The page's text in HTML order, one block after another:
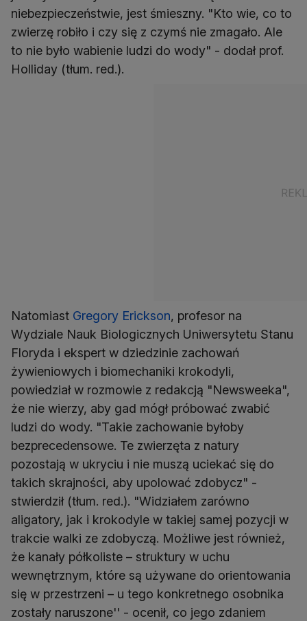
niebezpieczeństwie, jest śmieszny. "Kto wie, co to
zwierzę robiło i czy się z czymś nie zmagało. Ale
to nie było wabienie ludzi do wody" - dodał prof.
Holliday (tłum. red.).
Natomiast Gregory Erickson, profesor na
Wydziale Nauk Biologicznych Uniwersytetu Stanu
Floryda i ekspert w dziedzinie zachowań
żywieniowych i biomechaniki krokodyli,
powiedział w rozmowie z redakcją "Newsweeka",
że nie wierzy, aby gad mógł próbować zwabić
ludzi do wody. "Takie zachowanie byłoby
bezprecedensowe. Te zwierzęta z natury
pozostają w ukryciu i nie muszą uciekać się do
takich skrajności, aby upolować zdobycz" -
stwierdził (tłum. red.). "Widziałem zarówno
aligatory, jak i krokodyle w takiej samej pozycji w
trakcie walki ze zdobyczą. Możliwe jest również,
że kanały półkoliste – struktury w uchu
wewnętrznym, które są używane do orientowania
się w przestrzeni – u tego konkretnego osobnika
zostały naruszone'' - ocenił, co jego zdaniem